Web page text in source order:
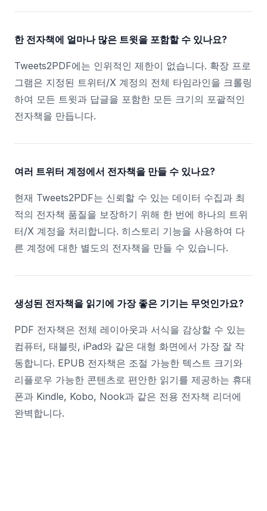
한 전자책에 얼마나 많은 트윗을 포함할 수 있나요?
Tweets2PDF에는 인위적인 제한이 없습니다. 확장 프로
그램은 지정된 트위터/X 계정의 전체 타임라인을 크롤링
하여 모든 트윗과 답글을 포함한 모든 크기의 포괄적인
전자책을 만듭니다.
여러 트위터 계정에서 전자책을 만들 수 있나요?
현재 Tweets2PDF는 신뢰할 수 있는 데이터 수집과 최
적의 전자책 품질을 보장하기 위해 한 번에 하나의 트위
터/X 계정을 처리합니다. 히스토리 기능을 사용하여 다
른 계정에 대한 별도의 전자책을 만들 수 있습니다.
생성된 전자책을 읽기에 가장 좋은 기기는 무엇인가요?
PDF 전자책은 전체 레이아웃과 서식을 감상할 수 있는
컴퓨터, 태블릿, iPad와 같은 대형 화면에서 가장 잘 작
동합니다. EPUB 전자책은 조절 가능한 텍스트 크기와
리플로우 가능한 콘텐츠로 편안한 읽기를 제공하는 휴대
폰과 Kindle, Kobo, Nook과 같은 전용 전자책 리더에
완벽합니다.